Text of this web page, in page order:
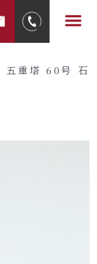
メ
ー
五重塔 60号 石